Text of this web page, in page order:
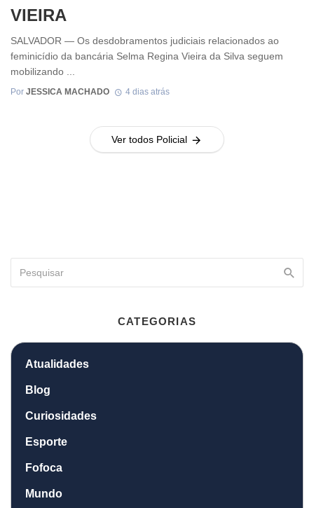
VIEIRA
SALVADOR — Os desdobramentos judiciais relacionados ao
feminicídio da bancária Selma Regina Vieira da Silva seguem
mobilizando ...
Por JESSICA MACHADO 4 dias atrás
Ver todos Policial
CATEGORIAS
Atualidades
Blog
Curiosidades
Esporte
Fofoca
Mundo